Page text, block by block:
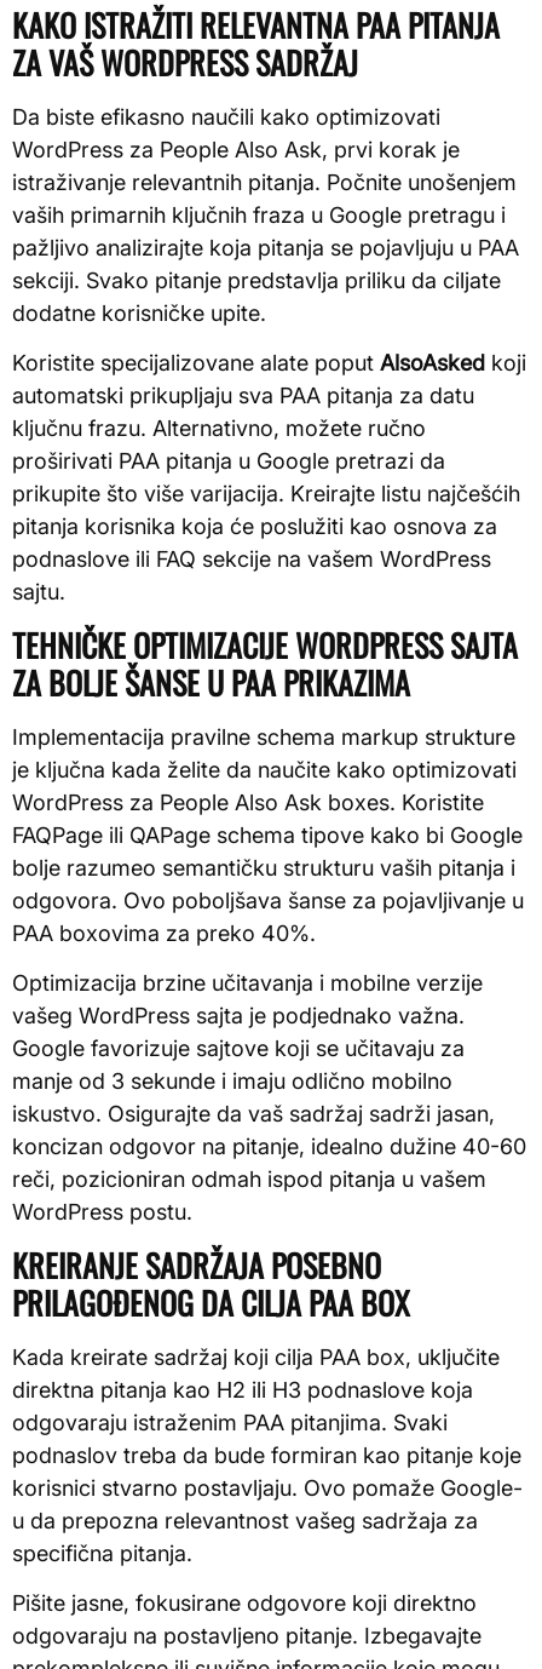
KAKO ISTRAŽITI RELEVANTNA PAA PITANJA
ZA VAŠ WORDPRESS SADRŽAJ
Da biste efikasno naučili kako optimizovati
WordPress za People Also Ask, prvi korak je
istraživanje relevantnih pitanja. Počnite unošenjem
vaših primarnih ključnih fraza u Google pretragu i
pažljivo analizirajte koja pitanja se pojavljuju u PAA
sekciji. Svako pitanje predstavlja priliku da ciljate
dodatne korisničke upite.
Koristite specijalizovane alate poput AlsoAsked koji
automatski prikupljaju sva PAA pitanja za datu
ključnu frazu. Alternativno, možete ručno
proširivati PAA pitanja u Google pretrazi da
prikupite što više varijacija. Kreirajte listu najčešćih
pitanja korisnika koja će poslužiti kao osnova za
podnaslove ili FAQ sekcije na vašem WordPress
sajtu.
TEHNIČKE OPTIMIZACIJE WORDPRESS SAJTA
ZA BOLJE ŠANSE U PAA PRIKAZIMA
Implementacija pravilne schema markup strukture
je ključna kada želite da naučite kako optimizovati
WordPress za People Also Ask boxes. Koristite
FAQPage ili QAPage schema tipove kako bi Google
bolje razumeo semantičku strukturu vaših pitanja i
odgovora. Ovo poboljšava šanse za pojavljivanje u
PAA boxovima za preko 40%.
Optimizacija brzine učitavanja i mobilne verzije
vašeg WordPress sajta je podjednako važna.
Google favorizuje sajtove koji se učitavaju za
manje od 3 sekunde i imaju odlično mobilno
iskustvo. Osigurajte da vaš sadržaj sadrži jasan,
koncizan odgovor na pitanje, idealno dužine 40-60
reči, pozicioniran odmah ispod pitanja u vašem
WordPress postu.
KREIRANJE SADRŽAJA POSEBNO
PRILAGOĐENOG DA CILJA PAA BOX
Kada kreirate sadržaj koji cilja PAA box, uključite
direktna pitanja kao H2 ili H3 podnaslove koja
odgovaraju istraženim PAA pitanjima. Svaki
podnaslov treba da bude formiran kao pitanje koje
korisnici stvarno postavljaju. Ovo pomaže Google-
u da prepozna relevantnost vašeg sadržaja za
specifična pitanja.
Pišite jasne, fokusirane odgovore koji direktno
odgovaraju na postavljeno pitanje. Izbegavajte